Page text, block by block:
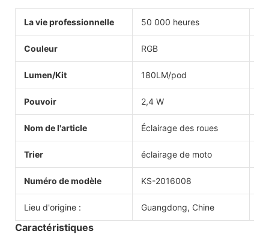
La vie professionnelle 50 000 heures
Couleur RGB
Lumen/Kit 180LM/pod
Pouvoir 2,4 W
Nom de l'article Éclairage des roues
Trier éclairage de moto
Numéro de modèle KS-2016008
Lieu d'origine : Guangdong, Chine
Caractéristiques